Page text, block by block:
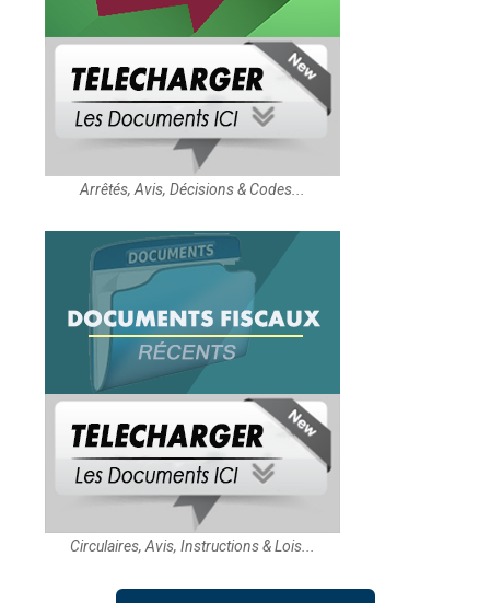
Arrêtés, Avis, Décisions & Codes...
Circulaires, Avis, Instructions & Lois...